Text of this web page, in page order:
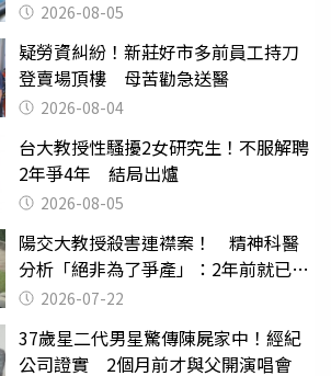
2026-08-05
疑勞資糾紛！新莊好市多前員工持刀
登賣場頂樓 母苦勸急送醫
2026-08-04
台大教授性騷擾2女研究生！不服解聘
2年爭4年 結局出爐
2026-08-05
陽交大教授殺害連襟案！ 精神科醫
分析「絕非為了爭產」：2年前就已言
行詭異
2026-07-22
37歲星二代男星驚傳陳屍家中！經紀
公司證實 2個月前才與父開演唱會